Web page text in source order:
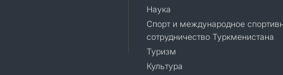
Наука
Спорт и международное
сотрудничество Туркменистана
Туризм
Культура